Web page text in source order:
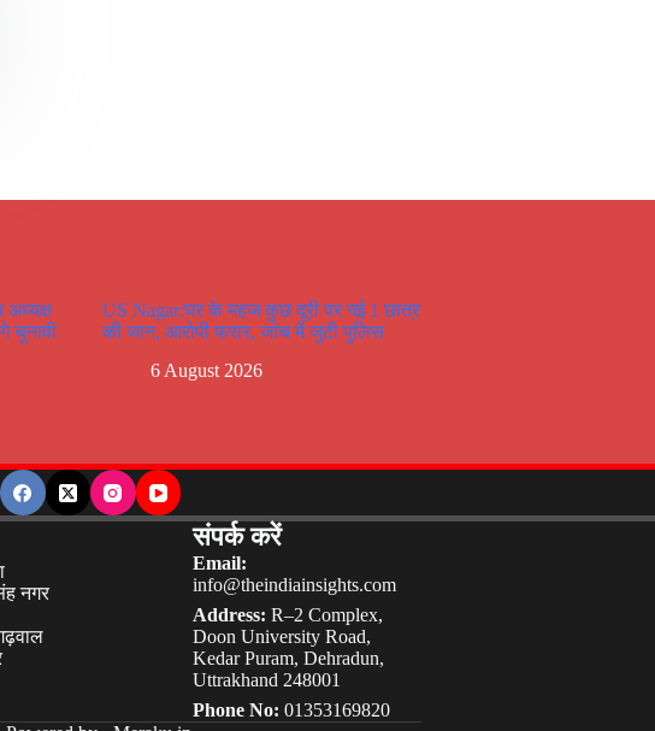
अध्यक्ष
चुनावी
US Nagar:घर के महज कुछ दूरी पर गई 1 छात्र
की जान, आरोपी फरार, जांच में जुटी पुलिस
6 August 2026
नगर
संपर्क करें
Email:
info@theindiainsights.com
Address: R–2 Complex,
Doon University Road,
Kedar Puram, Dehradun,
Uttrakhand 248001
Phone No: 01353169820